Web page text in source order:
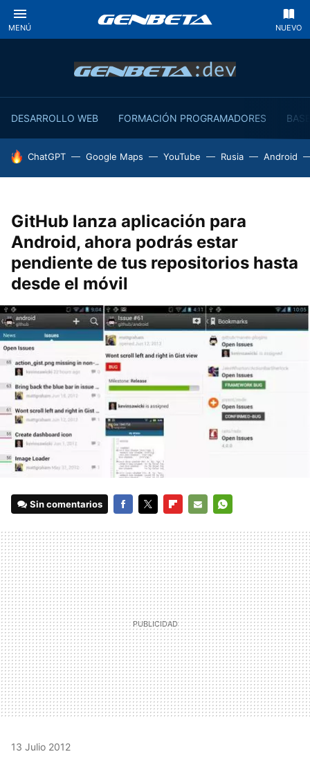
MENÚ NUEVO
DESARROLLO WEB FORMACIÓN PROGRAMADORES
HOY SE HABLA DE
ChatGPT Google Maps YouTube Rusia Android
GitHub lanza aplicación para
Android, ahora podrás estar
pendiente de tus repositorios hasta
desde el móvil
Sin comentarios
MAIL
13 Julio 2012